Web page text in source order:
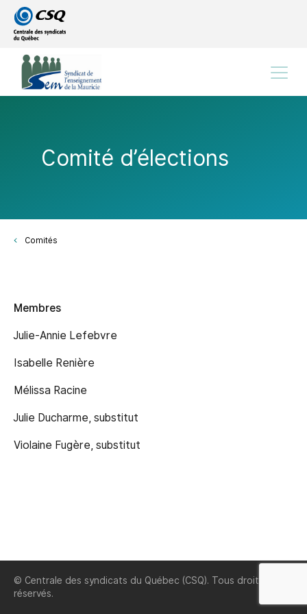
Passer
au
menu
principal
Passer
au
contenu
Comité d’élections
Comités
Membres
Julie-Annie Lefebvre
Isabelle Renière
Mélissa Racine
Julie Ducharme, substitut
Violaine Fugère, substitut
© Centrale des syndicats du Québec (CSQ). Tous droits
réservés.